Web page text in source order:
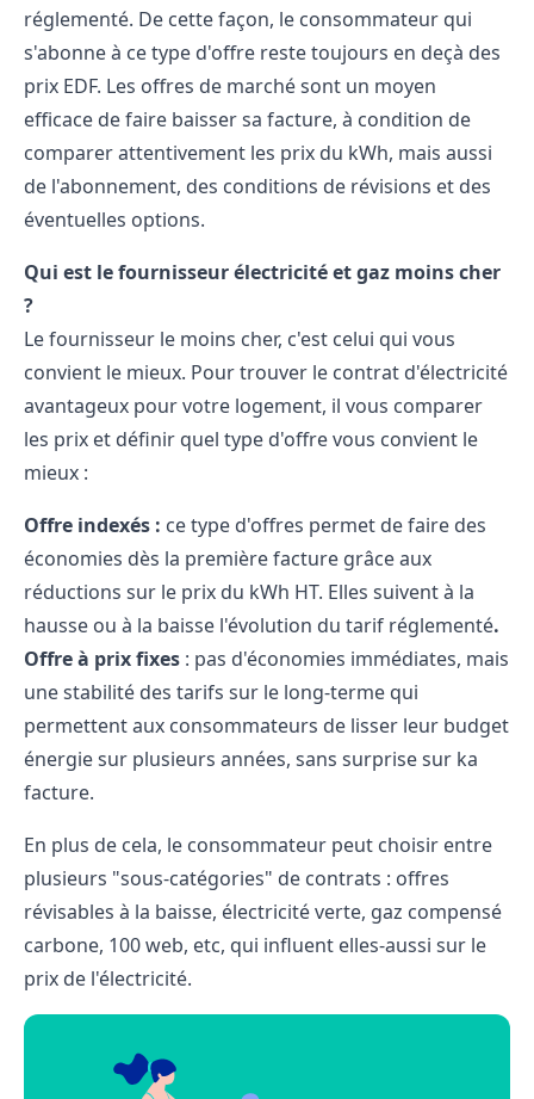
réglementé. De cette façon, le consommateur qui
s'abonne à ce type d'offre reste toujours en deçà des
prix EDF. Les offres de marché sont un moyen
efficace de faire baisser sa facture, à condition de
comparer attentivement les prix du kWh, mais aussi
de l'abonnement, des conditions de révisions et des
éventuelles options.
Qui est le fournisseur électricité et gaz moins cher
?
Le fournisseur le moins cher, c'est celui qui vous
convient le mieux. Pour trouver le contrat d'électricité
avantageux pour votre logement, il vous comparer
les prix et définir quel type d'offre vous convient le
mieux :
Offre indexés : ce type d'offres permet de faire des
économies dès la première facture grâce aux
réductions sur le prix du kWh HT. Elles suivent à la
hausse ou à la baisse l'évolution du tarif réglementé.
Offre à prix fixes : pas d'économies immédiates, mais
une stabilité des tarifs sur le long-terme qui
permettent aux consommateurs de lisser leur budget
énergie sur plusieurs années, sans surprise sur ka
facture.
En plus de cela, le consommateur peut choisir entre
plusieurs "sous-catégories" de contrats : offres
révisables à la baisse, électricité verte, gaz compensé
carbone, 100 web, etc, qui influent elles-aussi sur le
prix de l'électricité.